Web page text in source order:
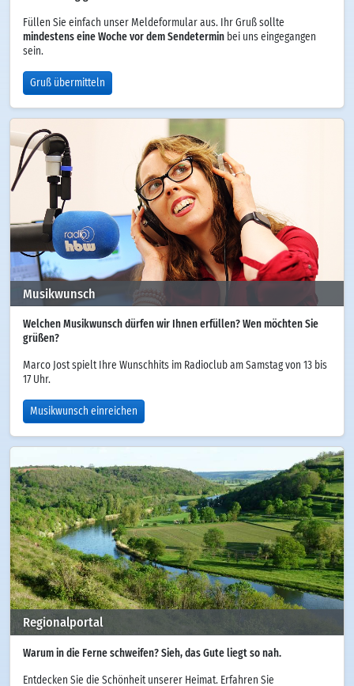
Füllen Sie einfach unser Meldeformular aus. Ihr Gruß sollte
mindestens eine Woche vor dem Sendetermin bei uns eingegangen
sein.
Gruß übermitteln
Musikwunsch
Welchen Musikwunsch dürfen wir Ihnen erfüllen? Wen möchten Sie
grüßen?
Marco Jost spielt Ihre Wunschhits im Radioclub am Samstag von 13 bis
17 Uhr.
Musikwunsch einreichen
Regionalportal
Warum in die Ferne schweifen? Sieh, das Gute liegt so nah.
Entdecken Sie die Schönheit unserer Heimat. Erfahren Sie